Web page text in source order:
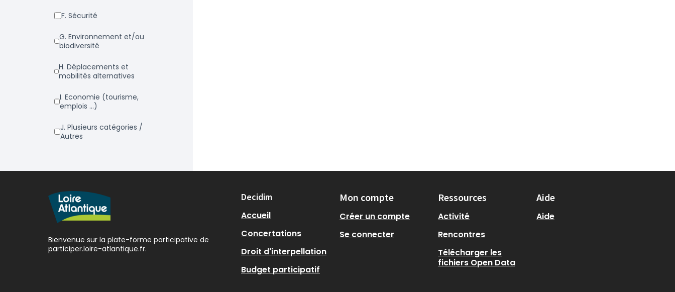
f. Sécurité
g. Environnement et/ou
biodiversité
h. Déplacements et
mobilités alternatives
i. Economie (tourisme,
emplois ...)
j. Plusieurs catégories /
Autres
Bienvenue sur la plate-forme participative de
participer.loire-atlantique.fr.
Decidim
Accueil
Concertations
Droit d'interpellation
Budget participatif
Mon compte
Créer un compte
Se connecter
Ressources
Activité
Rencontres
Télécharger les
fichiers Open Data
Aide
Aide